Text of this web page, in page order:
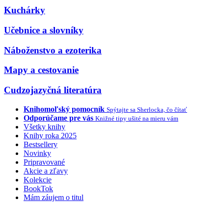
Kuchárky
Učebnice a slovníky
Náboženstvo a ezoterika
Mapy a cestovanie
Cudzojazyčná literatúra
Knihomoľský pomocník Spýtajte sa Sherlocka, čo čítať
Odporúčame pre vás Knižné tipy ušité na mieru vám
Všetky knihy
Knihy roka 2025
Bestsellery
Novinky
Pripravované
Akcie a zľavy
Kolekcie
BookTok
Mám záujem o titul